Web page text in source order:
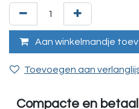
Aan winkelmandje
Toevoegen aan
Compacte en